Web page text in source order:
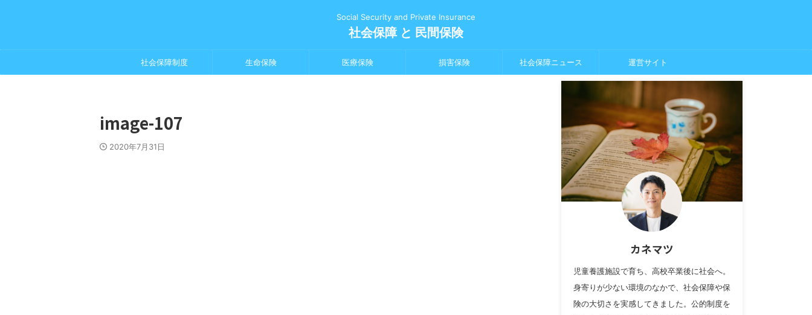
Social Security and Private Insurance
社会保障 と 民間保険
社会保障制度 生命保険 医療保険 損害保険 社会保障ニュース 運営サイト
image-107
2020年7月31日
カネマツ
児童養護施設で育ち、高校卒業後に社会へ。
身寄りが少ない環境のなかで、社会保障や保
険の大切さを実感してきました。公的制度を